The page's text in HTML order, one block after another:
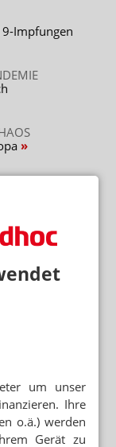
um unser
Ihre
o.ä.) werden
Gerät zu
Impfungen
Impfstoff
Vaginalring